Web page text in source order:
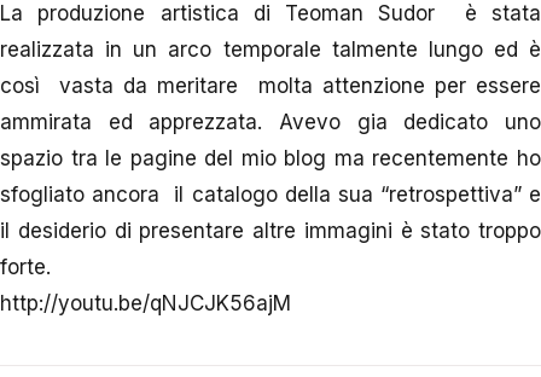
La produzione artistica di Teoman Sudor è stata
realizzata in un arco temporale talmente lungo ed è
così vasta da meritare molta attenzione per essere
ammirata ed apprezzata. Avevo gia dedicato uno
spazio tra le pagine del mio blog ma recentemente ho
sfogliato ancora il catalogo della sua “retrospettiva” e
il desiderio di presentare altre immagini è stato troppo
forte.
http://youtu.be/qNJCJK56ajM